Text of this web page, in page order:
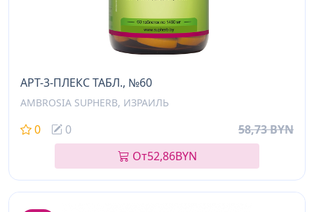
АРТ-3-ПЛЕКС ТАБЛ., №60
AMBROSIA SUPHERB, ИЗРАИЛЬ
0 0
58,73 BYN
От52,86BYN